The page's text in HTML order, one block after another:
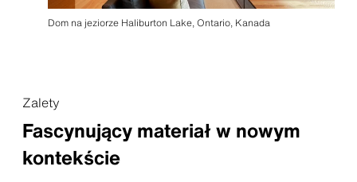
Dom na jeziorze Haliburton Lake, Ontario, Kanada
Zalety
Fascynujący materiał w nowym
kontekście